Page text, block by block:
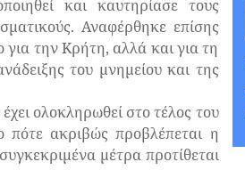
και καυτηρίασε τους
Αναφέρθηκε επίσης
την Κρήτη, αλλά και για τη
του μνημείου και της
ολοκληρωθεί στο τέλος του
πότε ακριβώς προβλέπεται η
μέτρα προτίθεται